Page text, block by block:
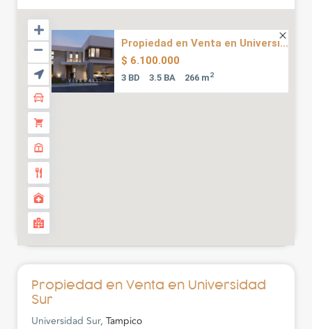
Propiedad en Venta en Universi...
$ 6.100.000
3 BD 3.5 BA 266 m2
Propiedad en Venta en Universidad
Sur
Universidad Sur, Tampico